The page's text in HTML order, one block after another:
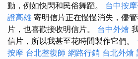
動，例如快閃和民俗舞蹈。 台中按
證高雄 寄明信片正在慢慢消失，儘
片，也喜歡接收明信片。 台中外燴
信片，所以我甚至花時間製作它們。
按摩 台北整復師 網路行銷 台北外燴